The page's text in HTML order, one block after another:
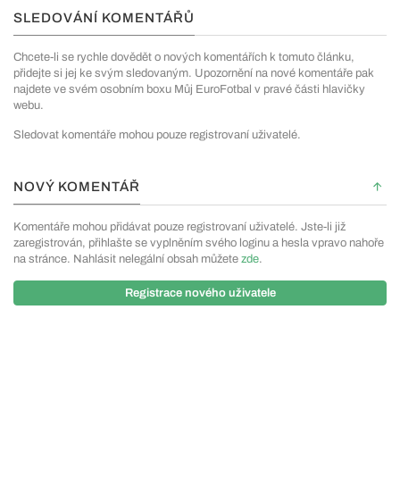
SLEDOVÁNÍ KOMENTÁŘŮ
Chcete-li se rychle dovědět o nových komentářích k tomuto článku,
přidejte si jej ke svým sledovaným. Upozornění na nové komentáře pak
najdete ve svém osobním boxu Můj EuroFotbal v pravé části hlavičky
webu.
Sledovat komentáře mohou pouze registrovaní uživatelé.
NOVÝ KOMENTÁŘ
Komentáře mohou přidávat pouze registrovaní uživatelé. Jste-li již
zaregistrován, přihlašte se vyplněním svého loginu a hesla vpravo nahoře
na stránce. Nahlásit nelegální obsah můžete zde.
Registrace nového uživatele